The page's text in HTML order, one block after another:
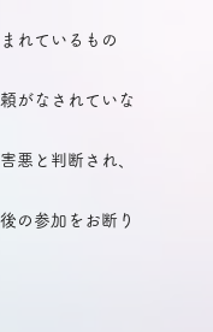
れているもの
がなされていな
悪と判断され、
の参加をお断り